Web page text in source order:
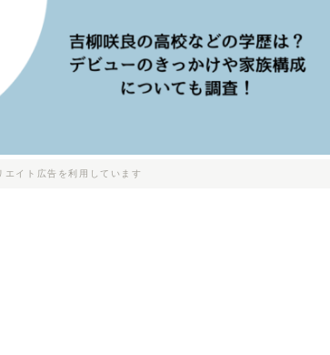
イト広告を利用しています